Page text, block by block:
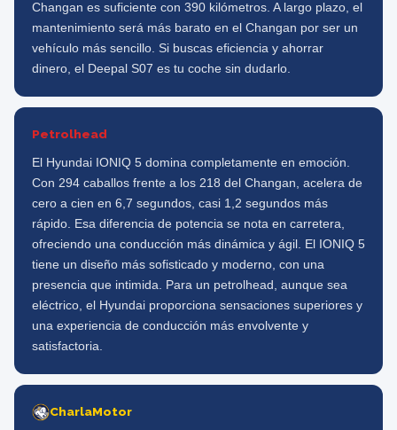
Changan es suficiente con 390 kilómetros. A largo plazo, el
mantenimiento será más barato en el Changan por ser un
vehículo más sencillo. Si buscas eficiencia y ahorrar
dinero, el Deepal S07 es tu coche sin dudarlo.
Petrolhead
El Hyundai IONIQ 5 domina completamente en emoción.
Con 294 caballos frente a los 218 del Changan, acelera de
cero a cien en 6,7 segundos, casi 1,2 segundos más
rápido. Esa diferencia de potencia se nota en carretera,
ofreciendo una conducción más dinámica y ágil. El IONIQ 5
tiene un diseño más sofisticado y moderno, con una
presencia que intimida. Para un petrolhead, aunque sea
eléctrico, el Hyundai proporciona sensaciones superiores y
una experiencia de conducción más envolvente y
satisfactoria.
CharlaMotor